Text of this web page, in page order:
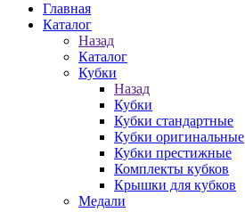
Главная
Каталог
Назад
Каталог
Кубки
Назад
Кубки
Кубки стандартные
Кубки оригинальные
Кубки престижные
Комплекты кубков
Крышки для кубков
Медали